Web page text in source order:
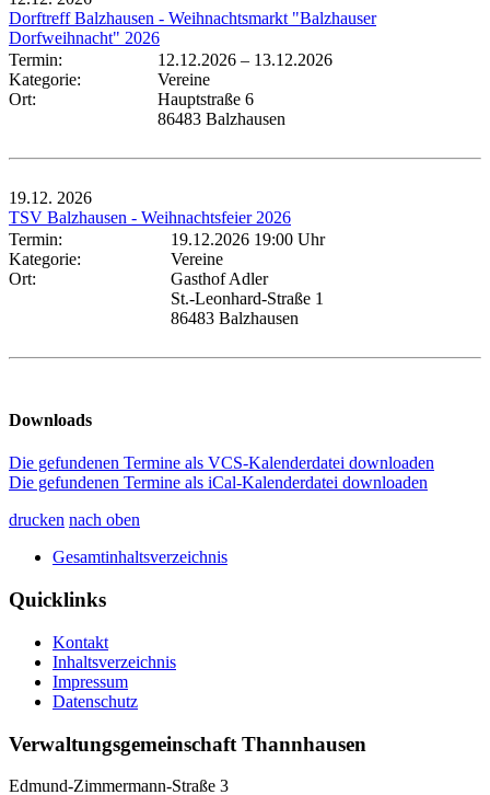
Dorftreff Balzhausen - Weihnachtsmarkt "Balzhauser
Dorfweihnacht" 2026
Termin:
12.12.2026 – 13.12.2026
Kategorie:
Vereine
Ort:
Hauptstraße 6
86483 Balzhausen
19.12. 2026
TSV Balzhausen - Weihnachtsfeier 2026
Termin:
19.12.2026 19:00 Uhr
Kategorie:
Vereine
Ort:
Gasthof Adler
St.-Leonhard-Straße 1
86483 Balzhausen
Downloads
Die gefundenen Termine als VCS-Kalenderdatei downloaden
Die gefundenen Termine als iCal-Kalenderdatei downloaden
drucken nach oben
Gesamtinhaltsverzeichnis
Quicklinks
Kontakt
Inhaltsverzeichnis
Impressum
Datenschutz
Verwaltungsgemeinschaft Thannhausen
Edmund-Zimmermann-Straße 3